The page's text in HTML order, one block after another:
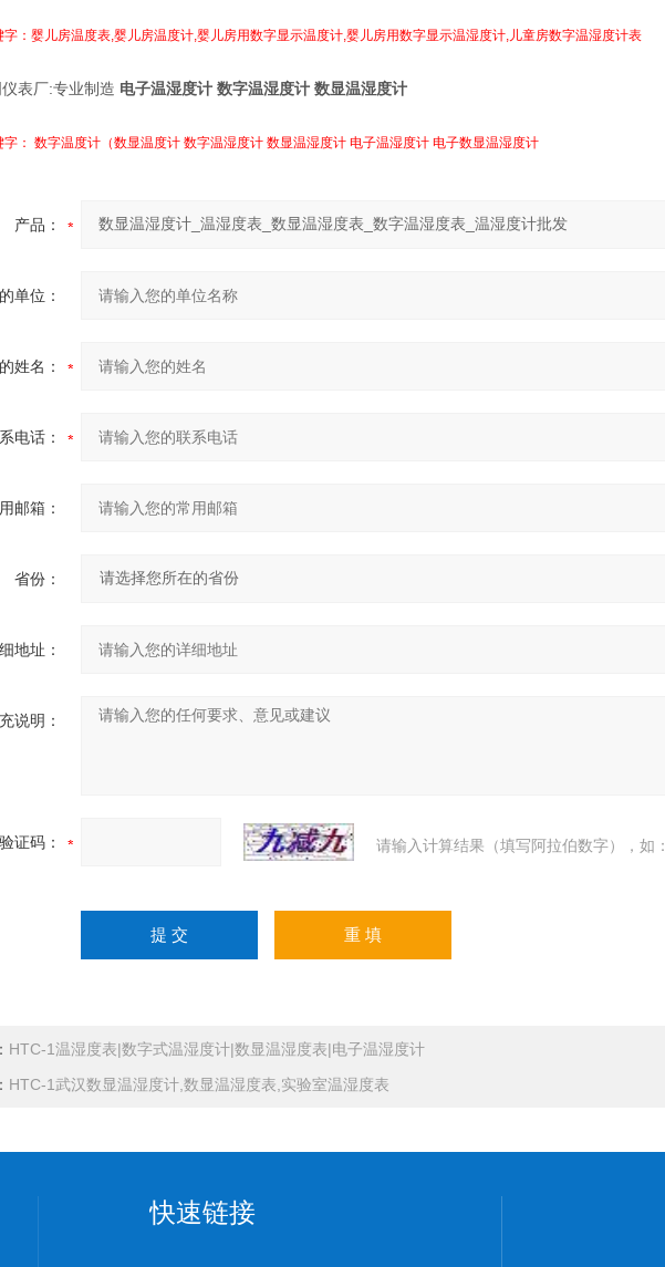
字：婴儿房温度表,婴儿房温度计,婴儿房用数字显示温度计,婴儿房用数字显示温湿度计,儿童房数字温湿度计表
表厂:专业制造 电子温湿度计 数字温湿度计 数显温湿度计
字： 数字温度计（数显温度计 数字温湿度计 数显温湿度计 电子温湿度计 电子数显温湿度计
产品：
单位：
姓名：
电话：
邮箱：
省份：
地址：
说明：
验证码： 请输入计算结果（填写阿拉伯数字），如
HTC-1温湿度表|数字式温湿度计|数显温湿度表|电子温湿度计
HTC-1武汉数显温湿度计,数显温湿度表,实验室温湿度表
快速链接